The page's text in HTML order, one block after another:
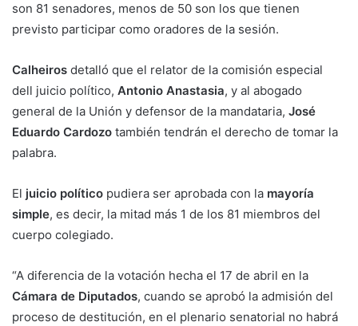
son 81 senadores, menos de 50 son los que tienen
previsto participar como oradores de la sesión.
Calheiros detalló que el relator de la comisión especial
dell juicio político, Antonio Anastasia, y al abogado
general de la Unión y defensor de la mandataria, José
Eduardo Cardozo también tendrán el derecho de tomar la
palabra.
El juicio político pudiera ser aprobada con la mayoría
simple, es decir, la mitad más 1 de los 81 miembros del
cuerpo colegiado.
“A diferencia de la votación hecha el 17 de abril en la
Cámara de Diputados, cuando se aprobó la admisión del
proceso de destitución, en el plenario senatorial no habrá